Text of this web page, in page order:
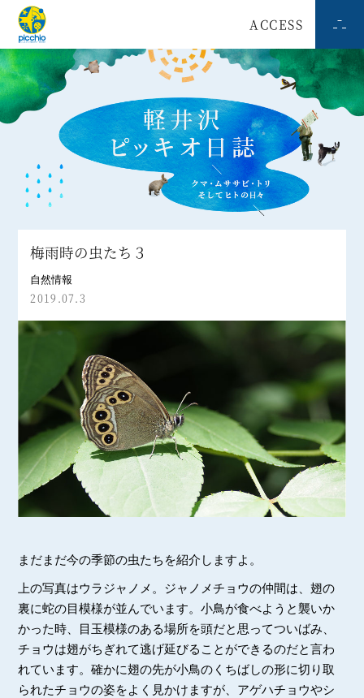
ACCESS
梅雨時の虫たち３
自然情報
2019.07.3
まだまだ今の季節の虫たちを紹介しますよ。
上の写真はウラジャノメ。ジャノメチョウの仲間は、翅の
裏に蛇の目模様が並んでいます。小鳥が食べようと襲いか
かった時、目玉模様のある場所を頭だと思ってついばみ、
チョウは翅がちぎれて逃げ延びることができるのだと言わ
れています。確かに翅の先が小鳥のくちばしの形に切り取
られたチョウの姿をよく見かけますが、アゲハチョウやシ